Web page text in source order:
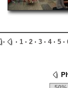
· · 1 · 2 · 3 · 4· 5 ·